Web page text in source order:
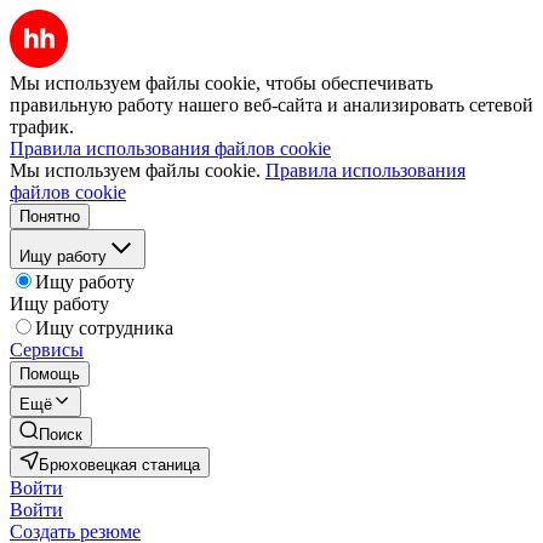
Мы используем файлы cookie, чтобы обеспечивать
правильную работу нашего веб-сайта и анализировать сетевой
трафик.
Правила использования файлов cookie
Мы используем файлы cookie. Правила использования
файлов cookie
Понятно
Ищу работу
Ищу работу
Ищу работу
Ищу сотрудника
Сервисы
Помощь
Ещё
Поиск
Брюховецкая станица
Войти
Войти
Создать резюме